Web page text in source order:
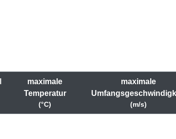
maximale
Temperatur
(°C)
maximale
(m/s)